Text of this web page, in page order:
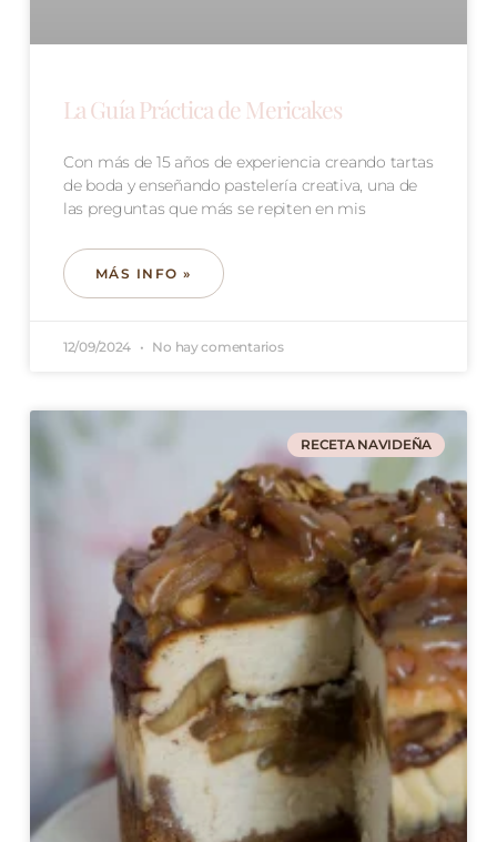
La Guía Práctica de Mericakes
Con más de 15 años de experiencia creando tartas
de boda y enseñando pastelería creativa, una de
las preguntas que más se repiten en mis
MÁS INFO »
12/09/2024 No hay comentarios
RECETA NAVIDEÑA